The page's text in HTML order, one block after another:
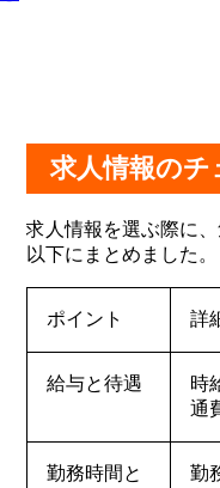
求人情報のチ
求人情報を選ぶ際に
以下にまとめました。
ポイント 詳
給与と待遇
時
通
勤務時間と
勤